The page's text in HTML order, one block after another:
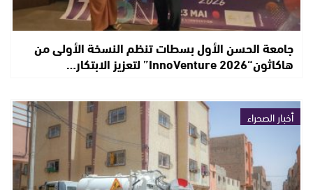
جامعة الحسن الأول بسطات تنظم النسخة الأولى من
هاكاثون“InnoVenture 2026” لتعزيز الابتكار…
أخبار الصحراء